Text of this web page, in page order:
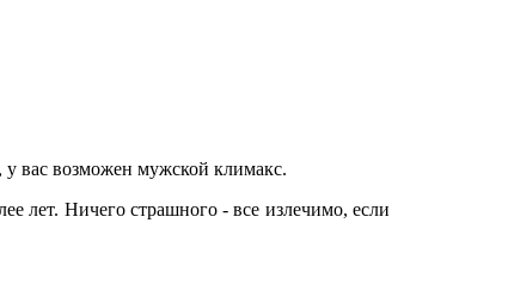
у вас возможен мужской климакс.
лет. Ничего страшного - все излечимо, если